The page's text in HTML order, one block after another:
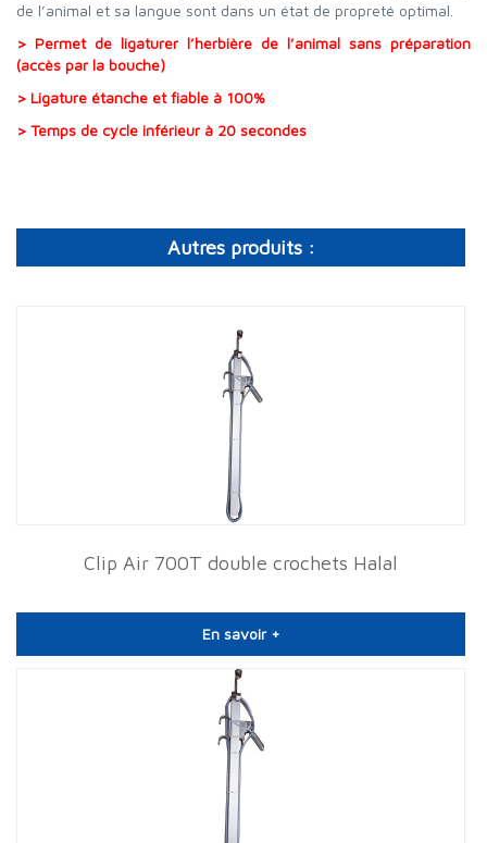
de l’animal et sa langue sont dans un état de propreté optimal.
> Permet de ligaturer l’herbière de l’animal sans préparation
(accès par la bouche)
> Ligature étanche et fiable à 100%
> Temps de cycle inférieur à 20 secondes
Autres produits :
Clip Air 700T double crochets Halal
En savoir +